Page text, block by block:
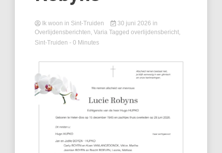
Ik woon in Sint-Truiden 30 juni 2026 in
Overlijdensberichten, Varia Tagged overlijdensbericht,
Sint-Truiden - 0 Minutes